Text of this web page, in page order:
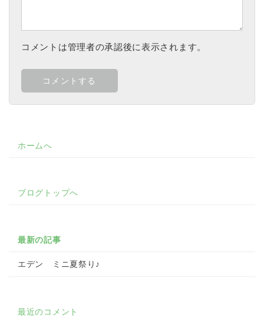
コメントは管理者の承認後に表示されます。
ホームへ
ブログトップへ
最新の記事
エデン ミニ夏祭り♪
最近のコメント